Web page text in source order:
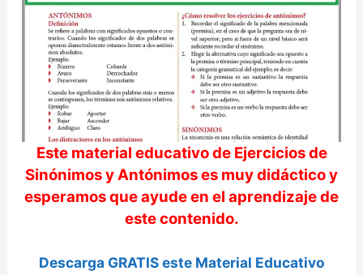
Este material educativo de Ejercicios de
Sinónimos y Antónimoses muy didáctico y
esperamos que ayude en el aprendizaje de
este contenido.
Descarga GRATIS este Material Educativo